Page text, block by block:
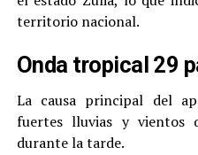
territorio nacional.
Onda tropical 29
La causa principal del
fuertes lluvias y vientos
durante la tarde.